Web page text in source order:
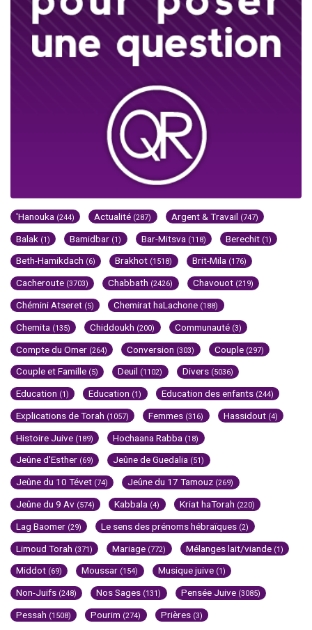
'Hanouka (244) Actualité (287) Argent & Travail (747)
Balak (1) Bamidbar (1) Bar-Mitsva (118) Berechit (1)
Beth-Hamikdach (6) Brakhot (1518) Brit-Mila (176)
Cacheroute (3703) Chabbath (2426) Chavouot (219)
Chémini Atseret (5) Chemirat haLachone (188)
Chemita (135) Chiddoukh (200) Communauté (3)
Compte du Omer (264) Conversion (303) Couple (297)
Couple et Famille (5) Deuil (1102) Divers (5036)
Education (1) Education (1) Education des enfants (244)
Explications de Torah (1057) Femmes (316) Hassidout (4)
Histoire Juive (189) Hochaana Rabba (18)
Jeûne d'Esther (69) Jeûne de Guedalia (51)
Jeûne du 10 Tévet (74) Jeûne du 17 Tamouz (269)
Jeûne du 9 Av (574) Kabbala (4) Kriat haTorah (220)
Lag Baomer (29) Le sens des prénoms hébraïques (2)
Limoud Torah (371) Mariage (772) Mélanges lait/viande (1)
Middot (69) Moussar (154) Musique juive (1)
Non-Juifs (248) Nos Sages (131) Pensée Juive (3085)
Pessah (1508) Pourim (274) Prières (3)